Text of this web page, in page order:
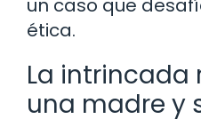
un caso que
ética.
La intrincada
una madre y